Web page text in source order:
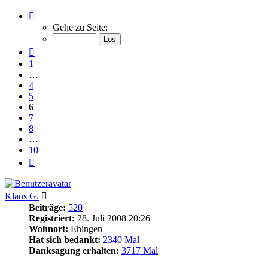
von
Gehe zu Seite:
1
…
4
5
6
7
8
…
10
Klaus G.
Beiträge: 520
Registriert: 28. Juli 2008 20:26
Wohnort: Ehingen
Hat sich bedankt: 2340 Mal
Danksagung erhalten: 3717 Mal